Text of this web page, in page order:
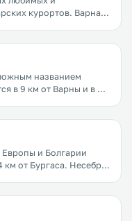
курортов. Варна
названием
в 9 км от Варны и в 9
и Болгарии
от Бургаса. Несебр -
и, что самое